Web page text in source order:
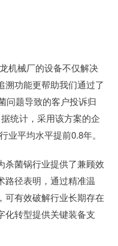
机械厂的设备不仅解决
溯功能更帮助我们通过了
问题导致的客户投诉归
统计，采用该方案的企
业平均水平提前0.8年。
杀菌锅行业提供了兼顾效
路径表明，通过精准温
可有效破解行业长期存在
化转型提供关键装备支